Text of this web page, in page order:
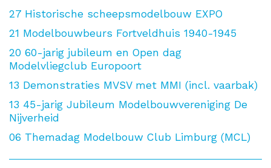
27 Historische scheepsmodelbouw EXPO
21 Modelbouwbeurs Fortveldhuis 1940-1945
20 60-jarig jubileum en Open dag
Modelvliegclub Europoort
13 Demonstraties MVSV met MMI (incl. vaarbak)
13 45-jarig Jubileum Modelbouwvereniging De
Nijverheid
06 Themadag Modelbouw Club Limburg (MCL)